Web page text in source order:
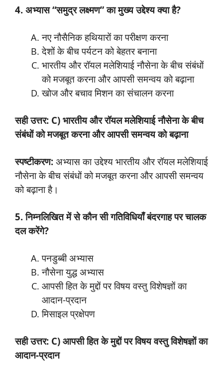
4. अभ्यास “समुद्र लक्ष्मण” का मुख्य उद्देश्य क्या है?
नए नौसैनिक हथियारों का परीक्षण करना
देशों के बीच पर्यटन को बेहतर बनाना
भारतीय और रॉयल मलेशियाई नौसेना के बीच संबंधों
को मजबूत करना और आपसी समन्वय को बढ़ाना
खोज और बचाव मिशन का संचालन करना
सही उत्तर: C) भारतीय और रॉयल मलेशियाई नौसेना के बीच
संबंधों को मजबूत करना और आपसी समन्वय को बढ़ाना
स्पष्टीकरण: अभ्यास का उद्देश्य भारतीय और रॉयल मलेशियाई
नौसेना के बीच संबंधों को मजबूत करना और आपसी समन्वय
को बढ़ाना है।
5. निम्नलिखित में से कौन सी गतिविधियाँ बंदरगाह पर चालक
दल करेंगे?
पनडुब्बी अभ्यास
नौसेना युद्ध अभ्यास
आपसी हित के मुद्दों पर विषय वस्तु विशेषज्ञों का
आदान-प्रदान
मिसाइल प्रक्षेपण
सही उत्तर: C) आपसी हित के मुद्दों पर विषय वस्तु विशेषज्ञों का
आदान-प्रदान